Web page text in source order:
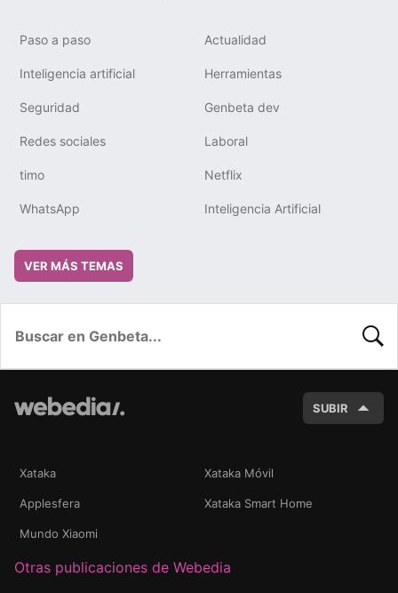
Paso a paso Actualidad
Inteligencia artificial Herramientas
Seguridad Genbeta dev
Redes sociales Laboral
timo Netflix
WhatsApp Inteligencia Artificial
VER MÁS TEMAS
SUBIR
Xataka Xataka Móvil
Applesfera Xataka Smart Home
Mundo Xiaomi
Otras publicaciones de Webedia